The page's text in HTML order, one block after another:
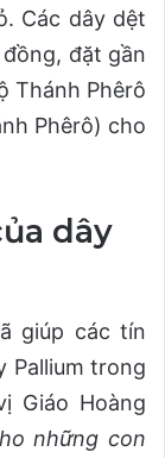
Các dây dệt
đặt gần
Thánh Phêrô
Phêrô) cho
dây
giúp các tín
Pallium trong
Giáo Hoàng
những con